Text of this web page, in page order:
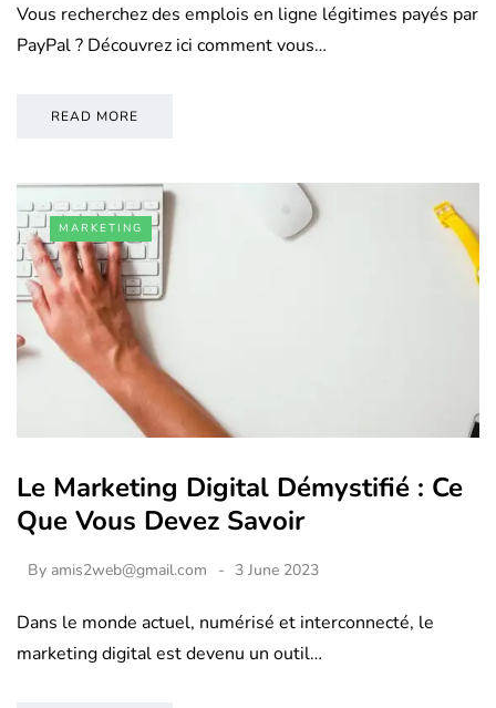
Vous recherchez des emplois en ligne légitimes payés par
PayPal ? Découvrez ici comment vous…
READ MORE
MARKETING
Le Marketing Digital Démystifié : Ce
Que Vous Devez Savoir
By amis2web@gmail.com 3 June 2023
Dans le monde actuel, numérisé et interconnecté, le
marketing digital est devenu un outil…